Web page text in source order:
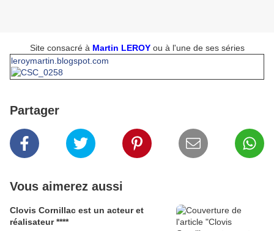
Site consacré à Martin LEROYou à l'une de ses séries
leroymartin.blogspot.com
Partager
Vous aimerez aussi
Clovis Cornillac est un acteur et
réalisateur ****